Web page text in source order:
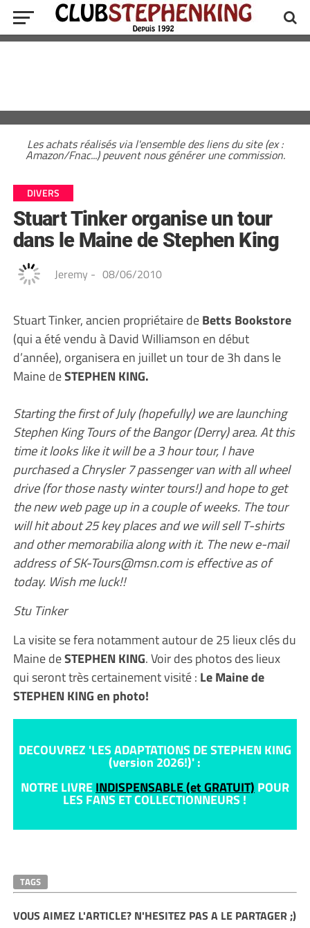
Les achats réalisés via l'ensemble des liens du site (ex :
Amazon/Fnac...) peuvent nous générer une commission.
DIVERS
Stuart Tinker organise un tour
dans le Maine de Stephen King
Jeremy - 08/06/2010
Stuart Tinker, ancien propriétaire deBetts Bookstore
(qui a été vendu à David Williamson en début
d’année), organisera en juillet un tour de 3h dans le
Maine deSTEPHEN KING.
Starting the first of July (hopefully) we are launching
Stephen King Tours of the Bangor (Derry) area. At this
time it looks like it will be a 3 hour tour, I have
purchased a Chrysler 7 passenger van with all wheel
drive (for those nasty winter tours!) and hope to get
the new web page up in a couple of weeks. The tour
will hit about 25 key places and we will sell T-shirts
and other memorabilia along with it. The new e-mail
address of SK-Tours@msn.com is effective as of
today. Wish me luck!!
Stu Tinker
La visite se fera notamment autour de 25 lieux clés du
Maine deSTEPHEN KING. Voir des photos des lieux
qui seront très certainement visité : Le Maine de
STEPHEN KING en photo!
DECOUVREZ 'LES ADAPTATIONS DE STEPHEN KING
(version 2026!)' :
NOTRE LIVREINDISPENSABLE (et GRATUIT) POUR
LES FANS ET COLLECTIONNEURS !
TAGS
VOUS AIMEZ L'ARTICLE? N'HESITEZ PAS A LE PARTAGER ;)